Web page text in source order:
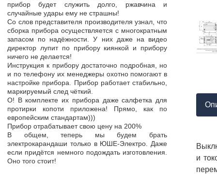
прибор будет служить долго, ржавчина и
случайные удары ему не страшны!
Со слов представителя производителя узнал, что
сборка прибора осуществляется с многократным
запасом по надёжности. У них даже на видео
директор лупит по прибору киянкой и прибору
ничего не делается!
Инструкция к прибору достаточно подробная, но
и по телефону их менеджеры охотно помогают в
настройке прибора. Прибор работает стабильно,
маркируемый след чёткий.
О! В комплекте их прибора даже салфетка для
протирки копоти приложена! Прямо, как по
европейским стандартам)))
Прибор отрабатывает свою цену на 200%
В общем, теперь мы будем брать
электрокарандаши только в ЮШЕ-Электро. Даже
если придётся немного подождать изготовления.
Оно того стоит!
впервые
Приятно
поставщиком!
и